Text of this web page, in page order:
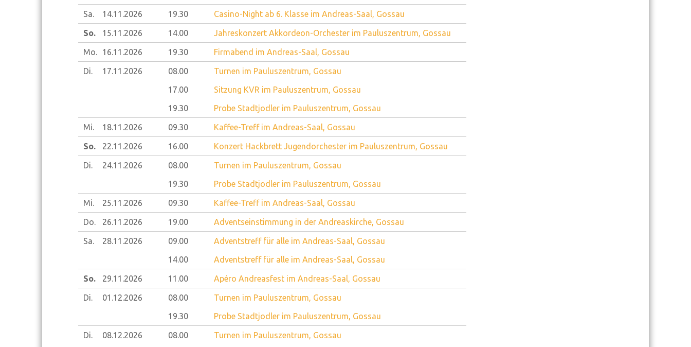
Sa. 14.11.2026 19.30 Casino-Night ab 6. Klasse im Andreas-Saal, Gossau
So. 15.11.2026 14.00 Jahreskonzert Akkordeon-Orchester im Pauluszentrum, Gossau
Mo. 16.11.2026 19.30 Firmabend im Andreas-Saal, Gossau
Di. 17.11.2026 08.00
Turnen im Pauluszentrum, Gossau
17.00
Sitzung KVR im Pauluszentrum, Gossau
19.30
Probe Stadtjodler im Pauluszentrum, Gossau
Mi. 18.11.2026 09.30 Kaffee-Treff im Andreas-Saal, Gossau
So. 22.11.2026 16.00 Konzert Hackbrett Jugendorchester im Pauluszentrum, Gossau
Di. 24.11.2026 08.00
Turnen im Pauluszentrum, Gossau
19.30
Probe Stadtjodler im Pauluszentrum, Gossau
Mi. 25.11.2026 09.30 Kaffee-Treff im Andreas-Saal, Gossau
Do. 26.11.2026 19.00 Adventseinstimmung in der Andreaskirche, Gossau
Sa. 28.11.2026 09.00
Adventstreff für alle im Andreas-Saal, Gossau
14.00
Adventstreff für alle im Andreas-Saal, Gossau
So. 29.11.2026 11.00 Apéro Andreasfest im Andreas-Saal, Gossau
Di. 01.12.2026 08.00
Turnen im Pauluszentrum, Gossau
19.30
Probe Stadtjodler im Pauluszentrum, Gossau
Di. 08.12.2026 08.00 Turnen im Pauluszentrum, Gossau